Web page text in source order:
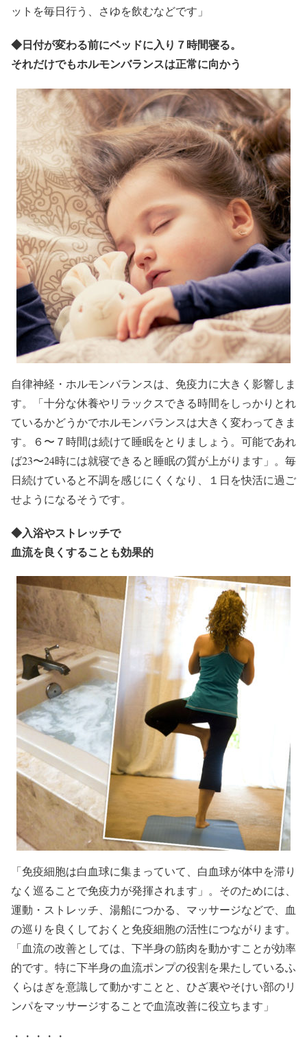
ットを毎日行う、さゆを飲むなどです」
◆日付が変わる前にベッドに入り７時間寝る。
それだけでもホルモンバランスは正常に向かう
自律神経・ホルモンバランスは、免疫力に大きく影響しま
す。「十分な休養やリラックスできる時間をしっかりとれ
ているかどうかでホルモンバランスは大きく変わってきま
す。６〜７時間は続けて睡眠をとりましょう。可能であれ
ば23〜24時には就寝できると睡眠の質が上がります」。毎
日続けていると不調を感じにくくなり、１日を快活に過ご
せようになるそうです。
◆入浴やストレッチで
血流を良くすることも効果的
「免疫細胞は白血球に集まっていて、白血球が体中を滞り
なく巡ることで免疫力が発揮されます」。そのためには、
運動・ストレッチ、湯船につかる、マッサージなどで、血
の巡りを良くしておくと免疫細胞の活性につながります。
「血流の改善としては、下半身の筋肉を動かすことが効率
的です。特に下半身の血流ポンプの役割を果たしているふ
くらはぎを意識して動かすことと、ひざ裏やそけい部のリ
ンパをマッサージすることで血流改善に役立ちます」
・・・・・